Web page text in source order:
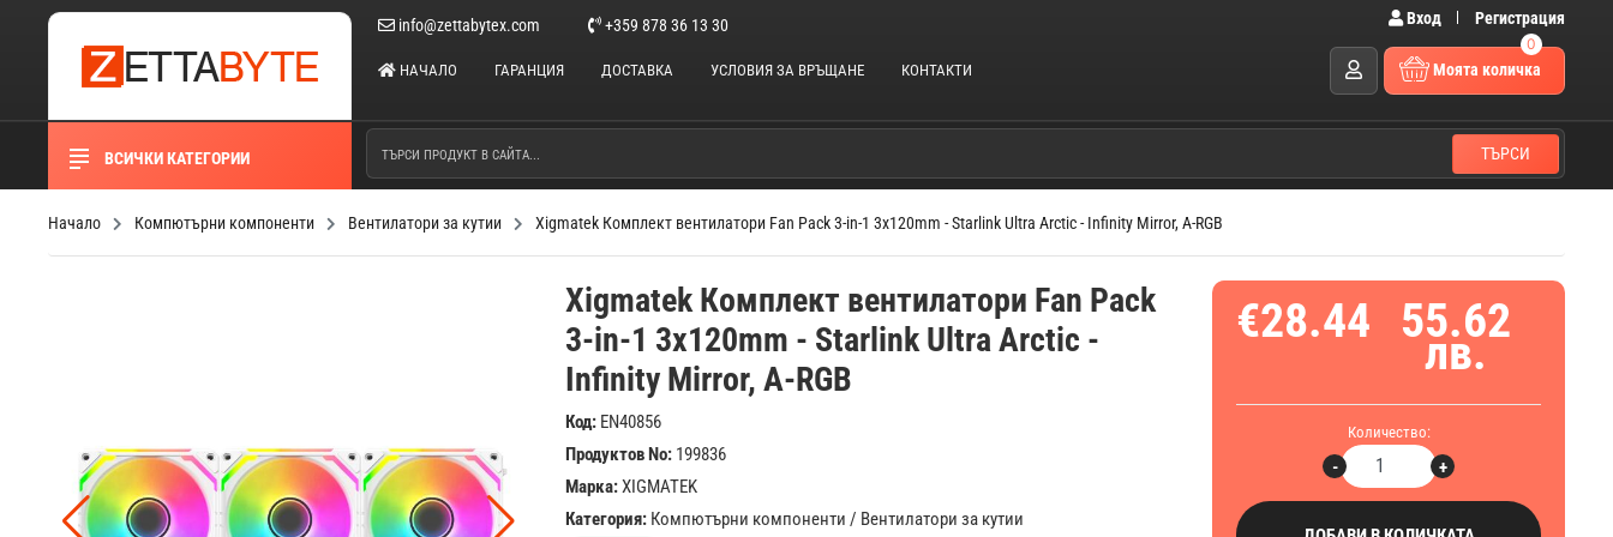
info@zettabytex.com +359 878 36 13 30 Вход Регистрация
НАЧАЛО ГАРАНЦИЯ ДОСТАВКА УСЛОВИЯ ЗА ВРЪЩАНЕ КОНТАКТИ
0
Моята количка
ВСИЧКИ КАТЕГОРИИ ТЪРСИ
Начало Компютърни компоненти Вентилатори за кутии Xigmatek Комплект вентилатори Fan Pack 3-in-1 3x120mm - Starlink Ultra Arctic - Infinity Mirror, A-RGB
Xigmatek Комплект вентилатори Fan Pack
3-in-1 3x120mm - Starlink Ultra Arctic -
Infinity Mirror, A-RGB
Код: EN40856
Продуктов No: 199836
Марка:XIGMATEK
Категория: Компютърни компоненти / Вентилатори за кутии
€28.44 55.62
лв.
Количество:
+
-